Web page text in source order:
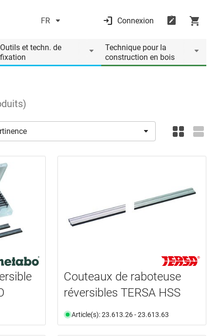
FR Connexion
Outils et techn. de
fixation
Technique pour la
construction en bois
)
Couteaux de raboteuse
réversibles TERSA HSS
Article(s): 23.613.26 - 23.613.63